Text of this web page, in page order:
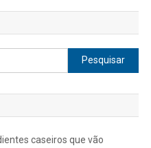
Pesquisar
por:
caseiros que vão